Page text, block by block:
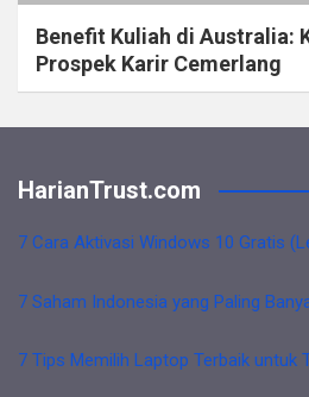
Benefit Kuliah di Australia:
Prospek Karir Cemerlang
HarianTrust.com
7 Cara Aktivasi Windows 10 Gratis
7 Saham Indonesia yang Paling
7 Tips Memilih Laptop Terbaik untuk